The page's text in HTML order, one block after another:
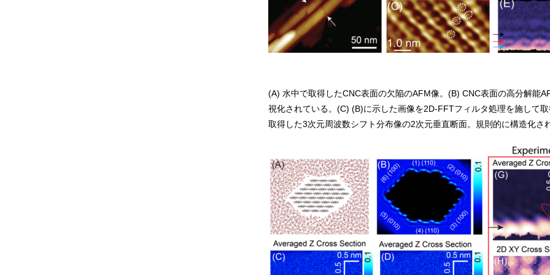
(A) 水中で取得したCNC表面の欠陥のAFM像。(B) CNC表面の高分解能
視化されている。(C) (B)に示した画像を2D-FFTフィルタ処理を施して
取得した3次元周波数シフト分布像の2次元垂直断面。規則的に構造化さ